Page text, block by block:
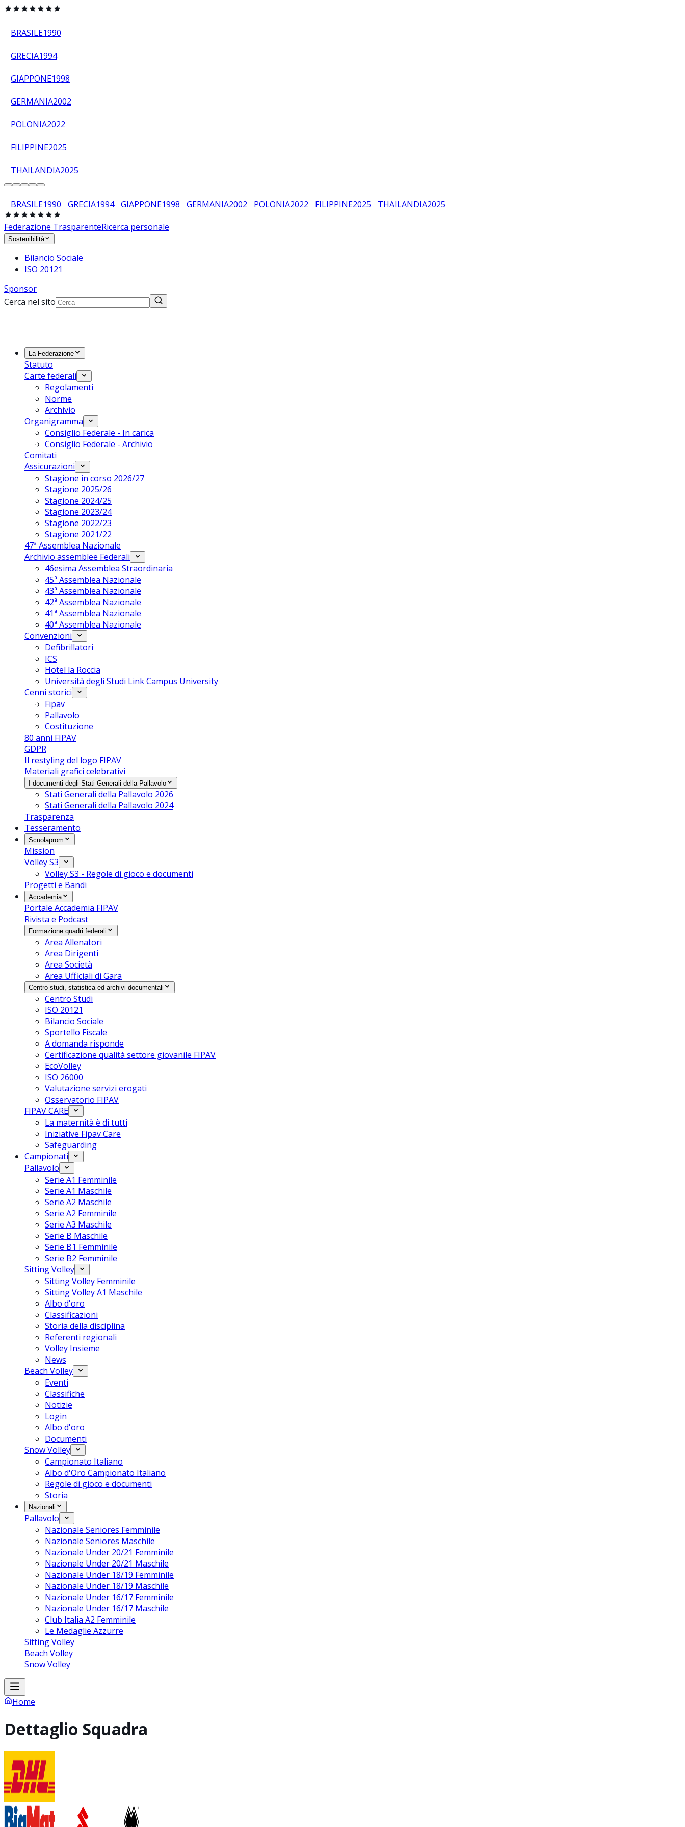
BRASILE1990
GRECIA1994
GIAPPONE1998
GERMANIA2002
POLONIA2022
FILIPPINE2025
THAILANDIA2025
BRASILE1990 GRECIA1994 GIAPPONE1998 GERMANIA2002 POLONIA2022 FILIPPINE2025 THAILANDIA2025
Federazione TrasparenteRicerca personale
Sostenibilità
Bilancio Sociale
ISO 20121
Sponsor
Cerca nel sito
La Federazione
Statuto
Carte federali
Regolamenti
Norme
Archivio
Organigramma
Consiglio Federale - In carica
Consiglio Federale - Archivio
Comitati
Assicurazioni
Stagione in corso 2026/27
Stagione 2025/26
Stagione 2024/25
Stagione 2023/24
Stagione 2022/23
Stagione 2021/22
47ª Assemblea Nazionale
Archivio assemblee Federali
46esima Assemblea Straordinaria
45ª Assemblea Nazionale
43ª Assemblea Nazionale
42ª Assemblea Nazionale
41ª Assemblea Nazionale
40ª Assemblea Nazionale
Convenzioni
Defibrillatori
ICS
Hotel la Roccia
Università degli Studi Link Campus University
Cenni storici
Fipav
Pallavolo
Costituzione
80 anni FIPAV
GDPR
Il restyling del logo FIPAV
Materiali grafici celebrativi
I documenti degli Stati Generali della Pallavolo
Stati Generali della Pallavolo 2026
Stati Generali della Pallavolo 2024
Trasparenza
Tesseramento
Scuolaprom
Mission
Volley S3
Volley S3 - Regole di gioco e documenti
Progetti e Bandi
Accademia
Portale Accademia FIPAV
Rivista e Podcast
Formazione quadri federali
Area Allenatori
Area Dirigenti
Area Società
Area Ufficiali di Gara
Centro studi, statistica ed archivi documentali
Centro Studi
ISO 20121
Bilancio Sociale
Sportello Fiscale
A domanda risponde
Certificazione qualità settore giovanile FIPAV
EcoVolley
ISO 26000
Valutazione servizi erogati
Osservatorio FIPAV
FIPAV CARE
La maternità è di tutti
Iniziative Fipav Care
Safeguarding
Campionati
Pallavolo
Serie A1 Femminile
Serie A1 Maschile
Serie A2 Maschile
Serie A2 Femminile
Serie A3 Maschile
Serie B Maschile
Serie B1 Femminile
Serie B2 Femminile
Sitting Volley
Sitting Volley Femminile
Sitting Volley A1 Maschile
Albo d'oro
Classificazioni
Storia della disciplina
Referenti regionali
Volley Insieme
News
Beach Volley
Eventi
Classifiche
Notizie
Login
Albo d'oro
Documenti
Snow Volley
Campionato Italiano
Albo d'Oro Campionato Italiano
Regole di gioco e documenti
Storia
Nazionali
Pallavolo
Nazionale Seniores Femminile
Nazionale Seniores Maschile
Nazionale Under 20/21 Femminile
Nazionale Under 20/21 Maschile
Nazionale Under 18/19 Femminile
Nazionale Under 18/19 Maschile
Nazionale Under 16/17 Femminile
Nazionale Under 16/17 Maschile
Club Italia A2 Femminile
Le Medaglie Azzurre
Sitting Volley
Beach Volley
Snow Volley
Home
Dettaglio Squadra